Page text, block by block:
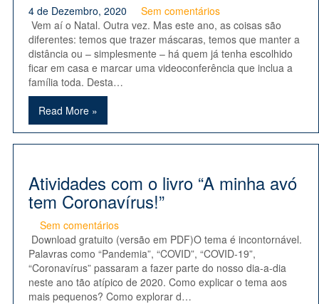
4 de Dezembro, 2020
Sem comentários
Vem aí o Natal. Outra vez. Mas este ano, as coisas são
diferentes: temos que trazer máscaras, temos que manter a
distância ou – simplesmente – há quem já tenha escolhido
ficar em casa e marcar uma videoconferência que inclua a
família toda. Desta…
Read More »
Atividades com o livro “A minha avó
tem Coronavírus!”
Sem comentários
Download gratuito (versão em PDF)O tema é incontornável.
Palavras como “Pandemia”, “COVID”, “COVID-19”,
“Coronavírus” passaram a fazer parte do nosso dia-a-dia
neste ano tão atípico de 2020. Como explicar o tema aos
mais pequenos? Como explorar d…